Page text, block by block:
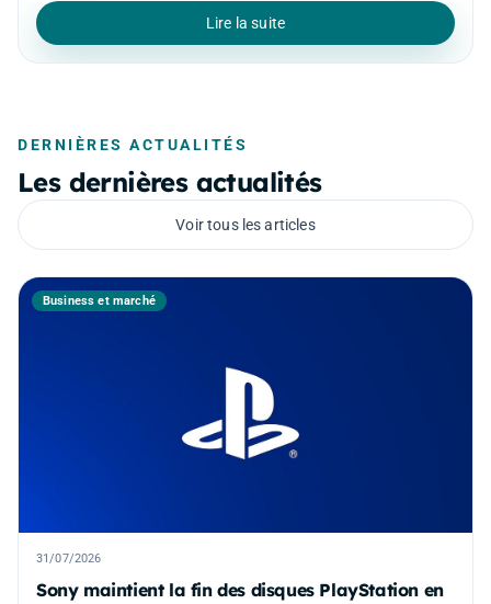
Lire la suite
DERNIÈRES ACTUALITÉS
Les dernières actualités
Voir tous les articles
Business et marché
31/07/2026
Sony maintient la fin des disques PlayStation en